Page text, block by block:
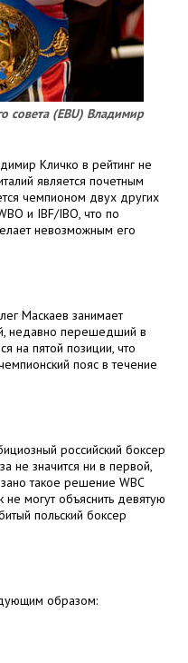
совета (EBU) Владимир
Кличко в рейтинг не
является почетным
чемпионом двух других
и IBF/IBO, что по
невозможным его
Маскаев занимает
недавно перешедший в
на пятой позиции, что
пояс в течение
российский боксер
не значится ни в первой,
такое решение WBC
не могут объяснить девятую
польский боксер
образом: